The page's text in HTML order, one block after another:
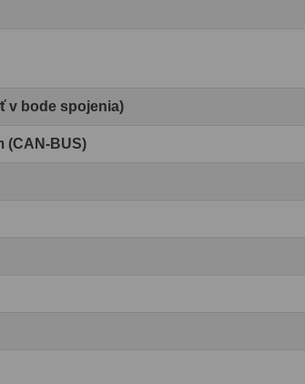
v bode spojenia)
(CAN-BUS)